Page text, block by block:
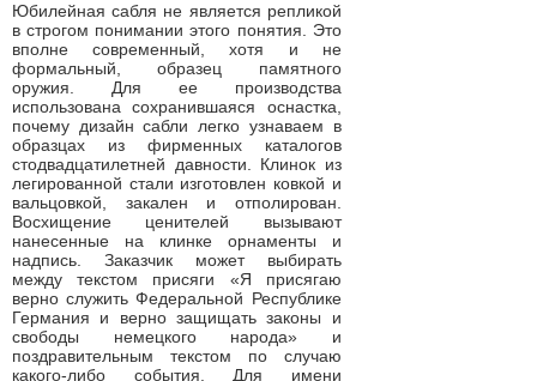
Юбилейная сабля не является репликой
в строгом понимании этого понятия. Это
вполне современный, хотя и не
формальный, образец памятного
оружия. Для ее производства
использована сохранившаяся оснастка,
почему дизайн сабли легко узнаваем в
образцах из фирменных каталогов
стодвадцатилетней давности. Клинок из
легированной стали изготовлен ковкой и
вальцовкой, закален и отполирован.
Восхищение ценителей вызывают
нанесенные на клинке орнаменты и
надпись. Заказчик может выбирать
между текстом присяги «Я присягаю
верно служить Федеральной Республике
Германия и верно защищать законы и
свободы немецкого народа» и
поздравительным текстом по случаю
какого-либо события. Для имени